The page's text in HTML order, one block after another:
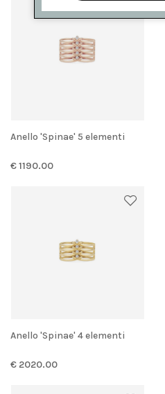
Anello 'Spinae' 5 elementi
€ 1190.00
Anello 'Spinae' 4 elementi
€ 2020.00